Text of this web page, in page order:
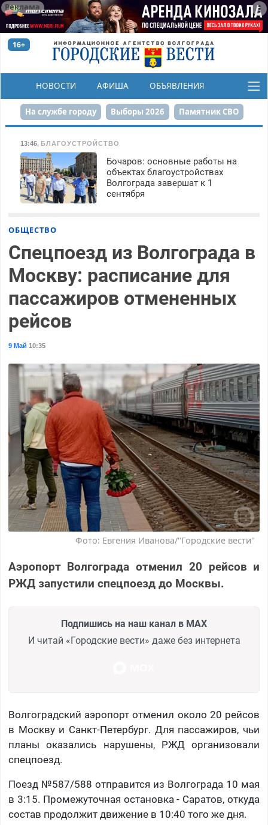
Реклама
16+
НОВОСТИ АФИША ОБЪЯВЛЕНИЯ
КОНКУРСЫ
На службе городу Выборы 2026 Памятник СВО
Сталинград в сердце
Набережная День Победы Реконструкция ЦПКиО
80-летие Победы Парк Героев-летчиков
13:46, БЛАГОУСТРОЙСТВО
Бочаров: основные работы на
объектах благоустройствах
Волгограда завершат к 1
сентября
ОБЩЕСТВО
Спецпоезд из Волгограда в
Москву: расписание для
пассажиров отмененных
рейсов
9 Май 10:35
Фото: Евгения Иванова/"Городские вести"
Аэропорт Волгограда отменил 20 рейсов и
РЖД запустили спецпоезд до Москвы.
Подпишись на наш канал в MAX
И читай «Городские вести» даже без интернета
Волгоградский аэропорт отменил около 20 рейсов
в Москву и Санкт-Петербург. Для пассажиров, чьи
планы оказались нарушены, РЖД организовали
спецпоезд.
Поезд №587/588 отправится из Волгограда 10 мая
в 3:15. Промежуточная остановка - Саратов, откуда
состав продолжит движение в 10:40 того же дня.